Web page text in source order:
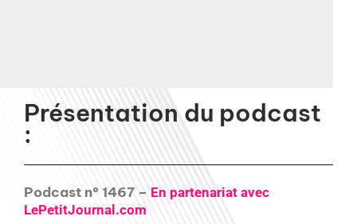
Présentation du podcast
:
Podcast n° 1467 – En partenariat avec
LePetitJournal.com